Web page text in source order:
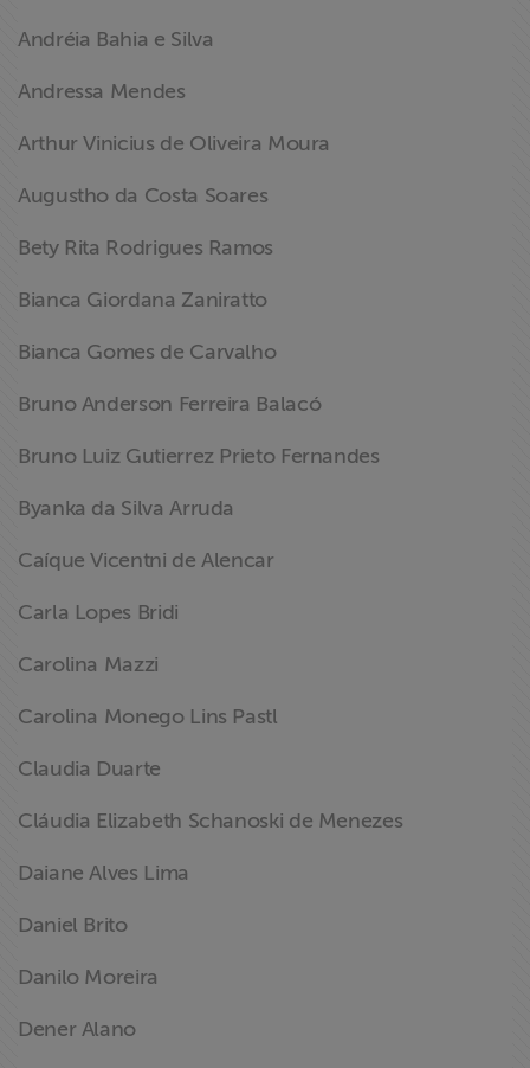
Andréia Bahia e Silva
Andressa Mendes
Arthur Vinicius de Oliveira Moura
Augustho da Costa Soares
Bety Rita Rodrigues Ramos
Bianca Giordana Zaniratto
Bianca Gomes de Carvalho
Bruno Anderson Ferreira Balacó
Bruno Luiz Gutierrez Prieto Fernandes
Byanka da Silva Arruda
Caíque Vicentni de Alencar
Carla Lopes Bridi
Carolina Mazzi
Carolina Monego Lins Pastl
Claudia Duarte
Cláudia Elizabeth Schanoski de Menezes
Daiane Alves Lima
Daniel Brito
Danilo Moreira
Dener Alano